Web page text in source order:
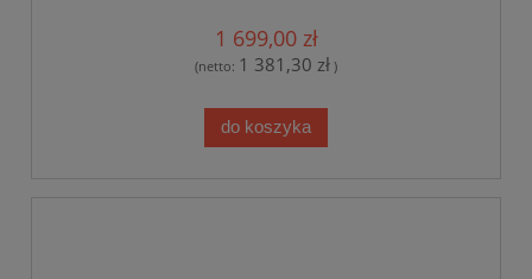
1 699,00 zł
(netto: 1 381,30 zł )
do koszyka